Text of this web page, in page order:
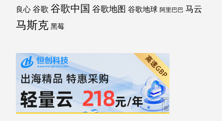
良心 谷歌 谷歌中国 谷歌地图 谷歌地球 阿里巴巴 马云
马斯克 黑莓